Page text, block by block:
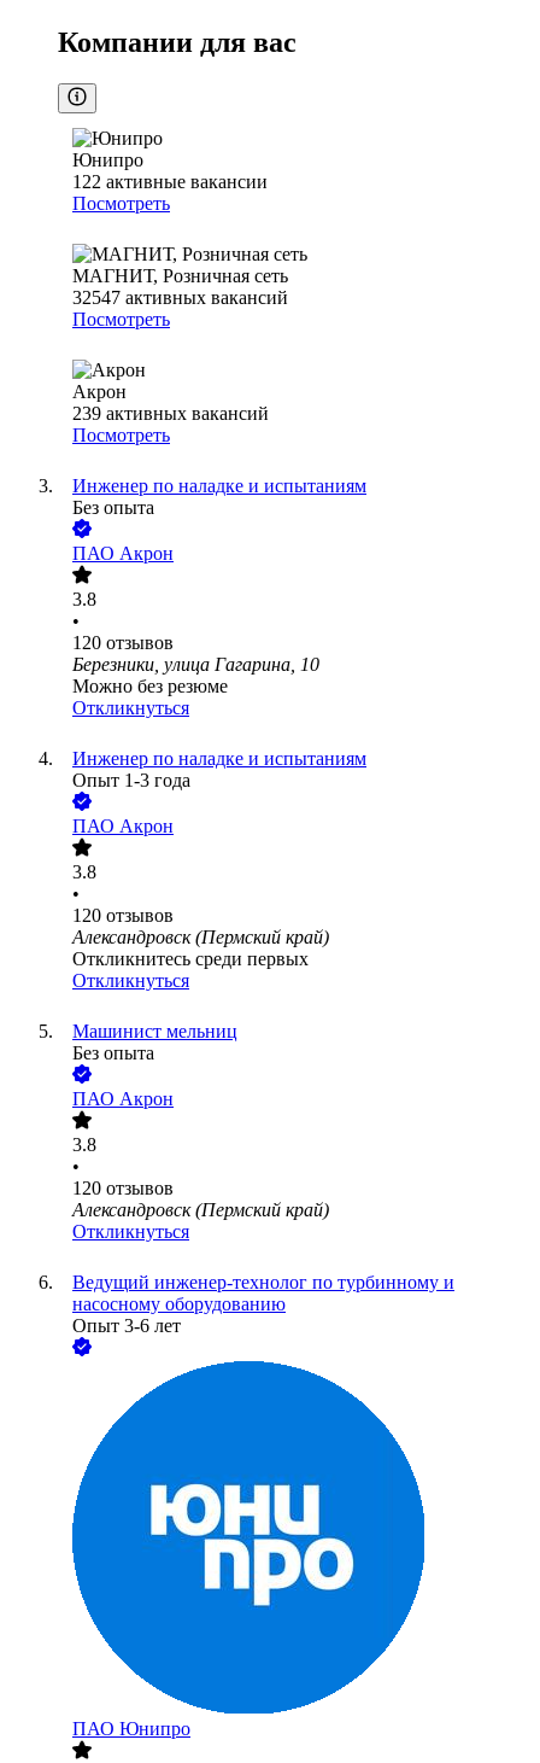
Компании для вас
Юнипро
122 активные вакансии
Посмотреть
МАГНИТ, Розничная сеть
32547 активных вакансий
Посмотреть
Акрон
239 активных вакансий
Посмотреть
Инженер по наладке и испытаниям
Без опыта
ПАО Акрон
3.8
•
120 отзывов
Березники, улица Гагарина, 10
Можно без резюме
Откликнуться
Инженер по наладке и испытаниям
Опыт 1-3 года
ПАО Акрон
3.8
•
120 отзывов
Александровск (Пермский край)
Откликнитесь среди первых
Откликнуться
Машинист мельниц
Без опыта
ПАО Акрон
3.8
•
120 отзывов
Александровск (Пермский край)
Откликнуться
Ведущий инженер-технолог по турбинному и
насосному оборудованию
Опыт 3-6 лет
ПАО Юнипро